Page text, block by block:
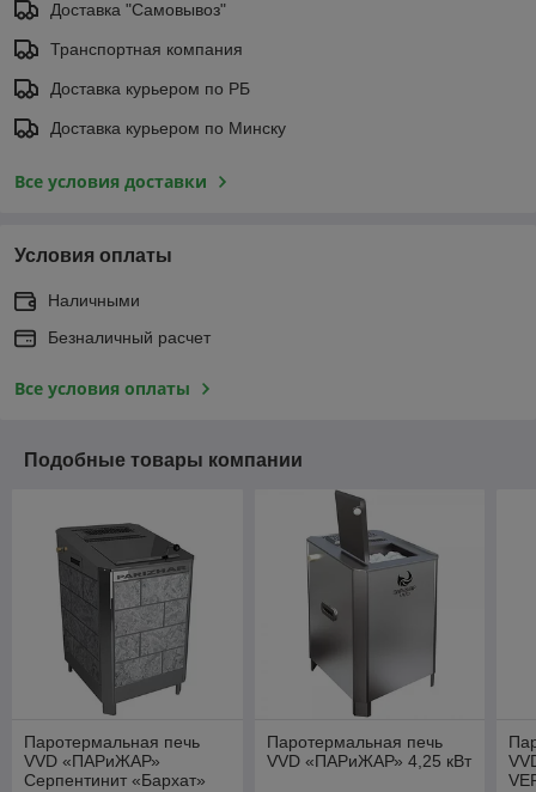
Доставка "Самовывоз"
Транспортная компания
Доставка курьером по РБ
Доставка курьером по Минску
Все условия доставки
Условия оплаты
Наличными
Безналичный расчет
Все условия оплаты
Подобные товары компании
Паротермальная печь
VVD «ПАРиЖАР»
Серпентинит «Бархат»
Паротермальная печь
VVD «ПАРиЖАР» 4,25 кВт